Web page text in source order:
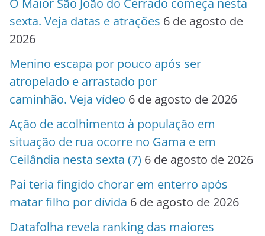
O Maior São João do Cerrado começa nesta
sexta. Veja datas e atrações 6 de agosto de
2026
Menino escapa por pouco após ser
atropelado e arrastado por
caminhão. Veja vídeo 6 de agosto de 2026
Ação de acolhimento à população em
situação de rua ocorre no Gama e em
Ceilândia nesta sexta (7) 6 de agosto de 2026
Pai teria fingido chorar em enterro após
matar filho por dívida 6 de agosto de 2026
Datafolha revela ranking das maiores